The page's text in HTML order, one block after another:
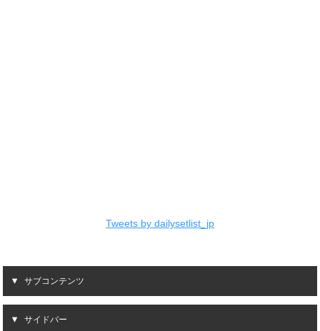
Tweets by dailysetlist_jp
サブコンテンツ
サイドバー